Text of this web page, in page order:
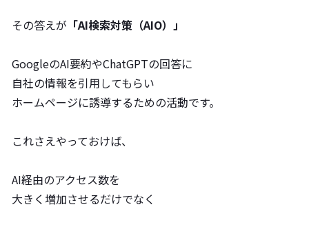
その答えが 「AI検索対策（AIO）」
GoogleのAI要約やChatGPTの回答に
自社の情報を引用してもらい
ホームページに誘導するための活動です。
これさえやっておけば、
AI経由のアクセス数を
大きく増加させるだけでなく